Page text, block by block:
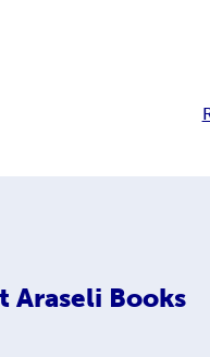
Araseli Books